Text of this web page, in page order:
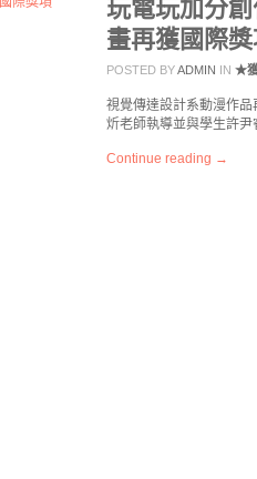
玩電玩加分
畫再獲國際
POSTED BYADMIN IN ★
視覺傳達設計系動漫作
炘老師執導並與學生許
Continue reading →